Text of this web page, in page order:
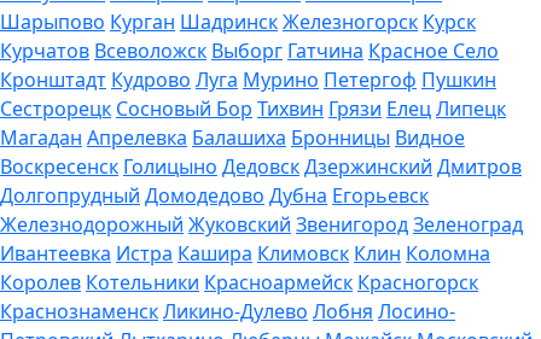
Шарыпово Курган ШадринскЖелезногорск Курск
Курчатов Всеволожск Выборг Гатчина Красное Село
Кронштадт Кудрово Луга Мурино Петергоф Пушкин
Сестрорецк Сосновый Бор Тихвин Грязи ЕлецЛипецк
Магадан Апрелевка Балашиха Бронницы Видное
Воскресенск Голицыно ДедовскДзержинский Дмитров
Долгопрудный Домодедово Дубна Егорьевск
Железнодорожный Жуковский ЗвенигородЗеленоград
Ивантеевка Истра Кашира Климовск Клин Коломна
Королев Котельники Красноармейск Красногорск
КраснознаменскЛикино-Дулево Лобня Лосино-